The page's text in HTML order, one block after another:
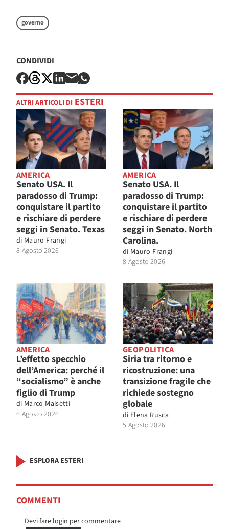
governo
CONDIVIDI
ALTRI ARTICOLI DI ESTERI
AMERICA
Senato USA. Il
paradosso di Trump:
conquistare il partito
e rischiare di perdere
seggi in Senato. Texas
di Mauro Frangi
8 Agosto 2026
AMERICA
Senato USA. Il
paradosso di Trump:
conquistare il partito
e rischiare di perdere
seggi in Senato. North
Carolina.
di Mauro Frangi
8 Agosto 2026
AMERICA
L’effetto specchio
dell’America: perché il
“socialismo” è anche
figlio di Trump
di Marco Maisetti
6 Agosto 2026
GEOPOLITICA
Siria tra ritorno e
ricostruzione: una
transizione fragile che
richiede sostegno
globale
di Elena Rusca
5 Agosto 2026
ESPLORA ESTERI
COMMENTI
Devi fare login per commentare